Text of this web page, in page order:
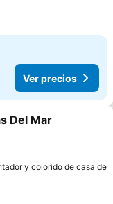
Ver precios
favoritos
Del Mar
y colorido de casa de